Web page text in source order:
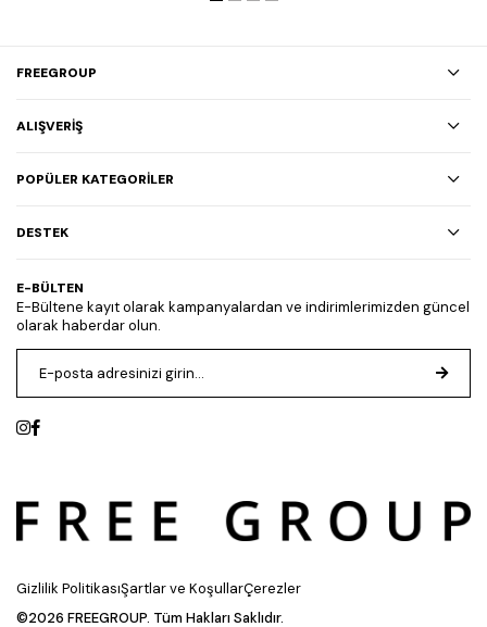
FREEGROUP
ALIŞVERİŞ
POPÜLER KATEGORİLER
DESTEK
E-BÜLTEN
E-Bültene kayıt olarak kampanyalardan ve indirimlerimizden güncel
olarak haberdar olun.
Gizlilik PolitikasıŞartlar ve KoşullarÇerezler
©2026 FREEGROUP. Tüm Hakları Saklıdır.